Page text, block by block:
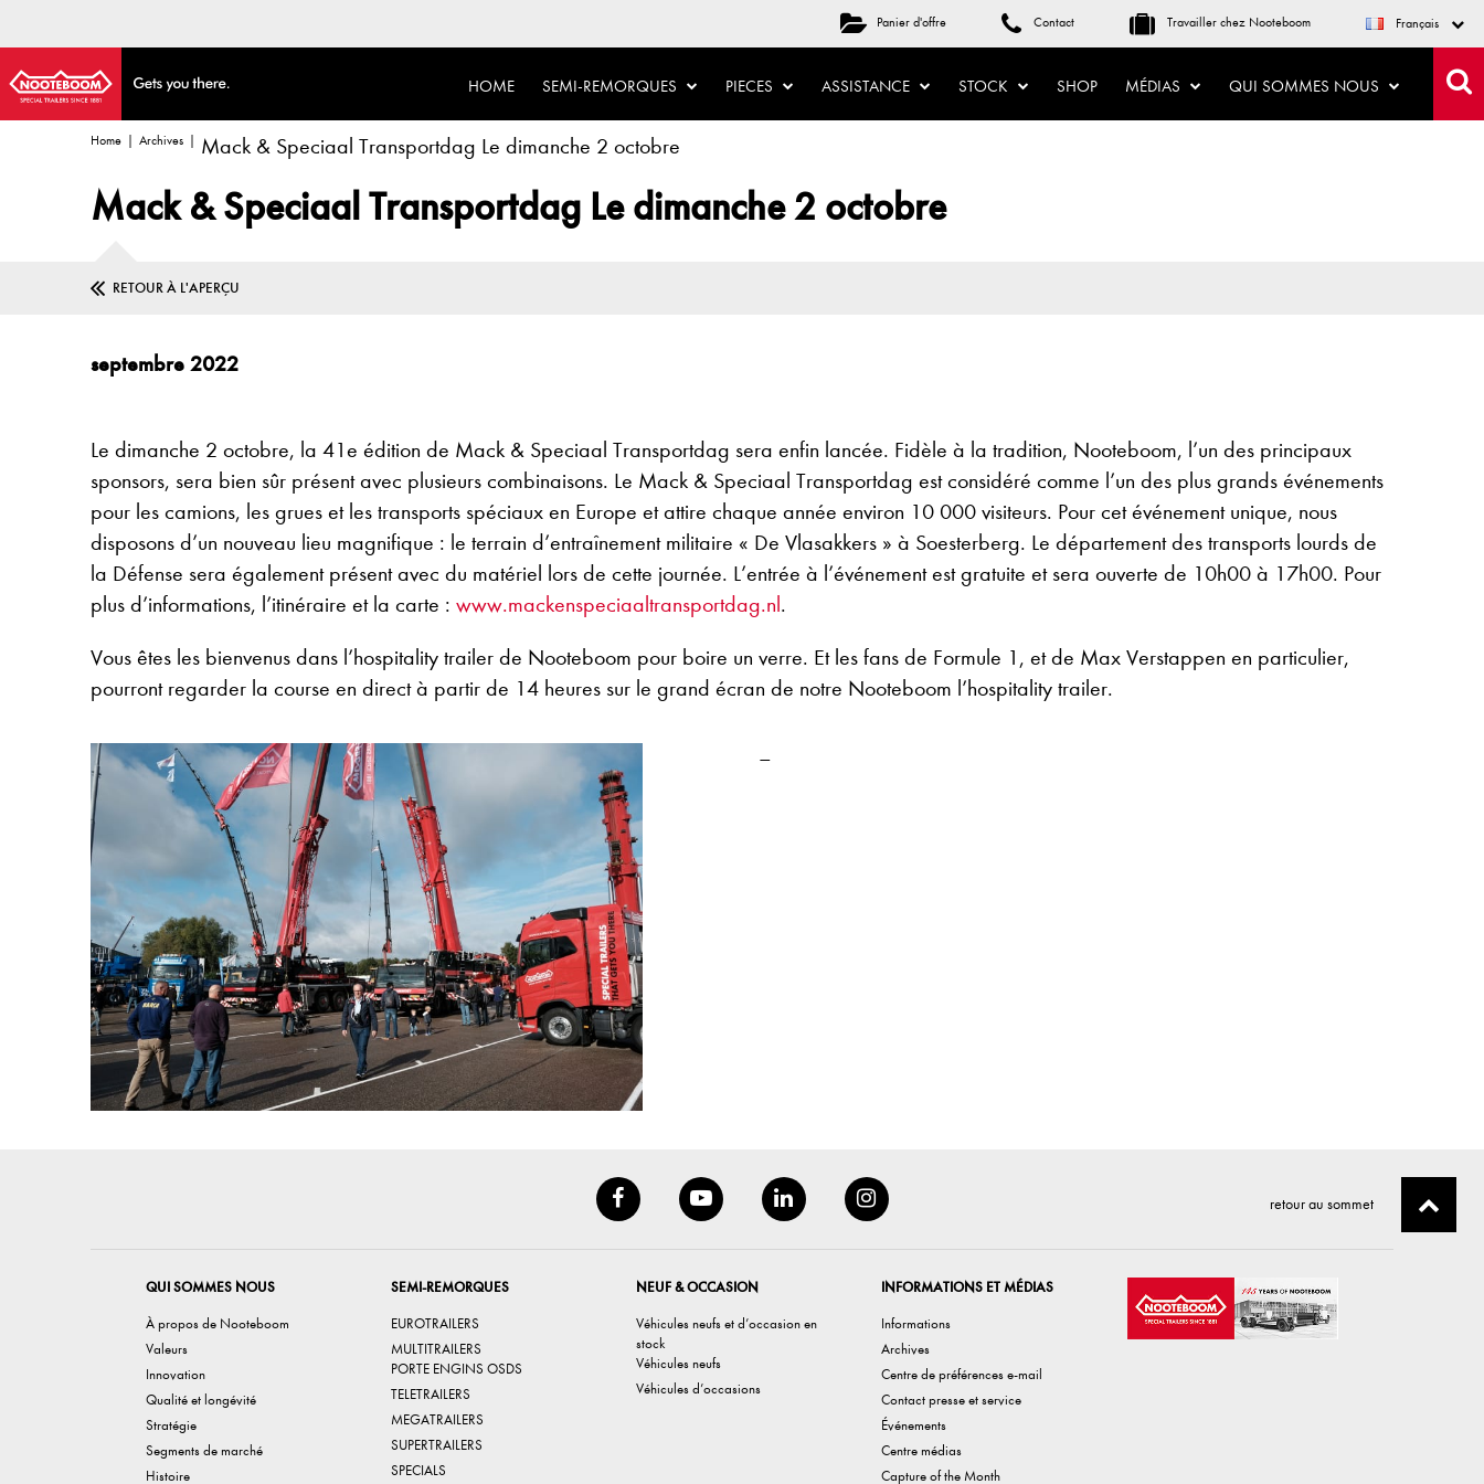
Panier d'offre Contact Travailler chez Nooteboom Français
HOME SEMI-REMORQUES PIECES ASSISTANCE STOCK SHOP MÉDIAS QUI SOMMES NOUS
Home Archives Mack & Speciaal Transportdag Le dimanche 2 octobre
Mack & Speciaal Transportdag Le dimanche 2 octobre
RETOUR À L'APERÇU
septembre 2022
Le dimanche 2 octobre, la 41e édition de Mack & Speciaal Transportdag sera enfin lancée. Fidèle à la tradition, Nooteboom, l’un des principaux
sponsors, sera bien sûr présent avec plusieurs combinaisons. Le Mack & Speciaal Transportdag est considéré comme l’un des plus grands événements
pour les camions, les grues et les transports spéciaux en Europe et attire chaque année environ 10 000 visiteurs. Pour cet événement unique, nous
disposons d’un nouveau lieu magnifique : le terrain d’entraînement militaire « De Vlasakkers » à Soesterberg. Le département des transports lourds de
la Défense sera également présent avec du matériel lors de cette journée. L’entrée à l’événement est gratuite et sera ouverte de 10h00 à 17h00. Pour
plus d’informations, l’itinéraire et la carte : www.mackenspeciaaltransportdag.nl .
Vous êtes les bienvenus dans l’hospitality trailer de Nooteboom pour boire un verre. Et les fans de Formule 1, et de Max Verstappen en particulier,
pourront regarder la course en direct à partir de 14 heures sur le grand écran de notre Nooteboom l’hospitality trailer.
–
retour au sommet
QUI SOMMES NOUS
À propos de Nooteboom
Valeurs
Innovation
Qualité et longévité
Stratégie
Segments de marché
Histoire
SEMI-REMORQUES
EUROTRAILERS
MULTITRAILERS
PORTE ENGINS OSDS
TELETRAILERS
MEGATRAILERS
SUPERTRAILERS
SPECIALS
NEUF & OCCASION
Véhicules neufs et d’occasion en
stock
Véhicules neufs
Véhicules d’occasions
INFORMATIONS ET MÉDIAS
Informations
Archives
Centre de préférences e-mail
Contact presse et service
Événements
Centre médias
Capture of the Month